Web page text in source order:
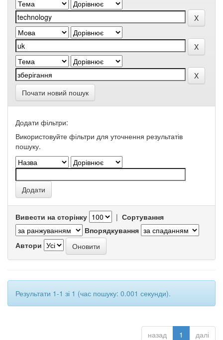
Почати новий пошук
Додати фільтри:
Використовуйте фільтри для уточнення результатів
пошуку.
Вивести на сторінку | Сортування
Впорядкування
Автори
Результати 1-1 зі 1 (час пошуку: 0.001 секунди).
назад 1 далі